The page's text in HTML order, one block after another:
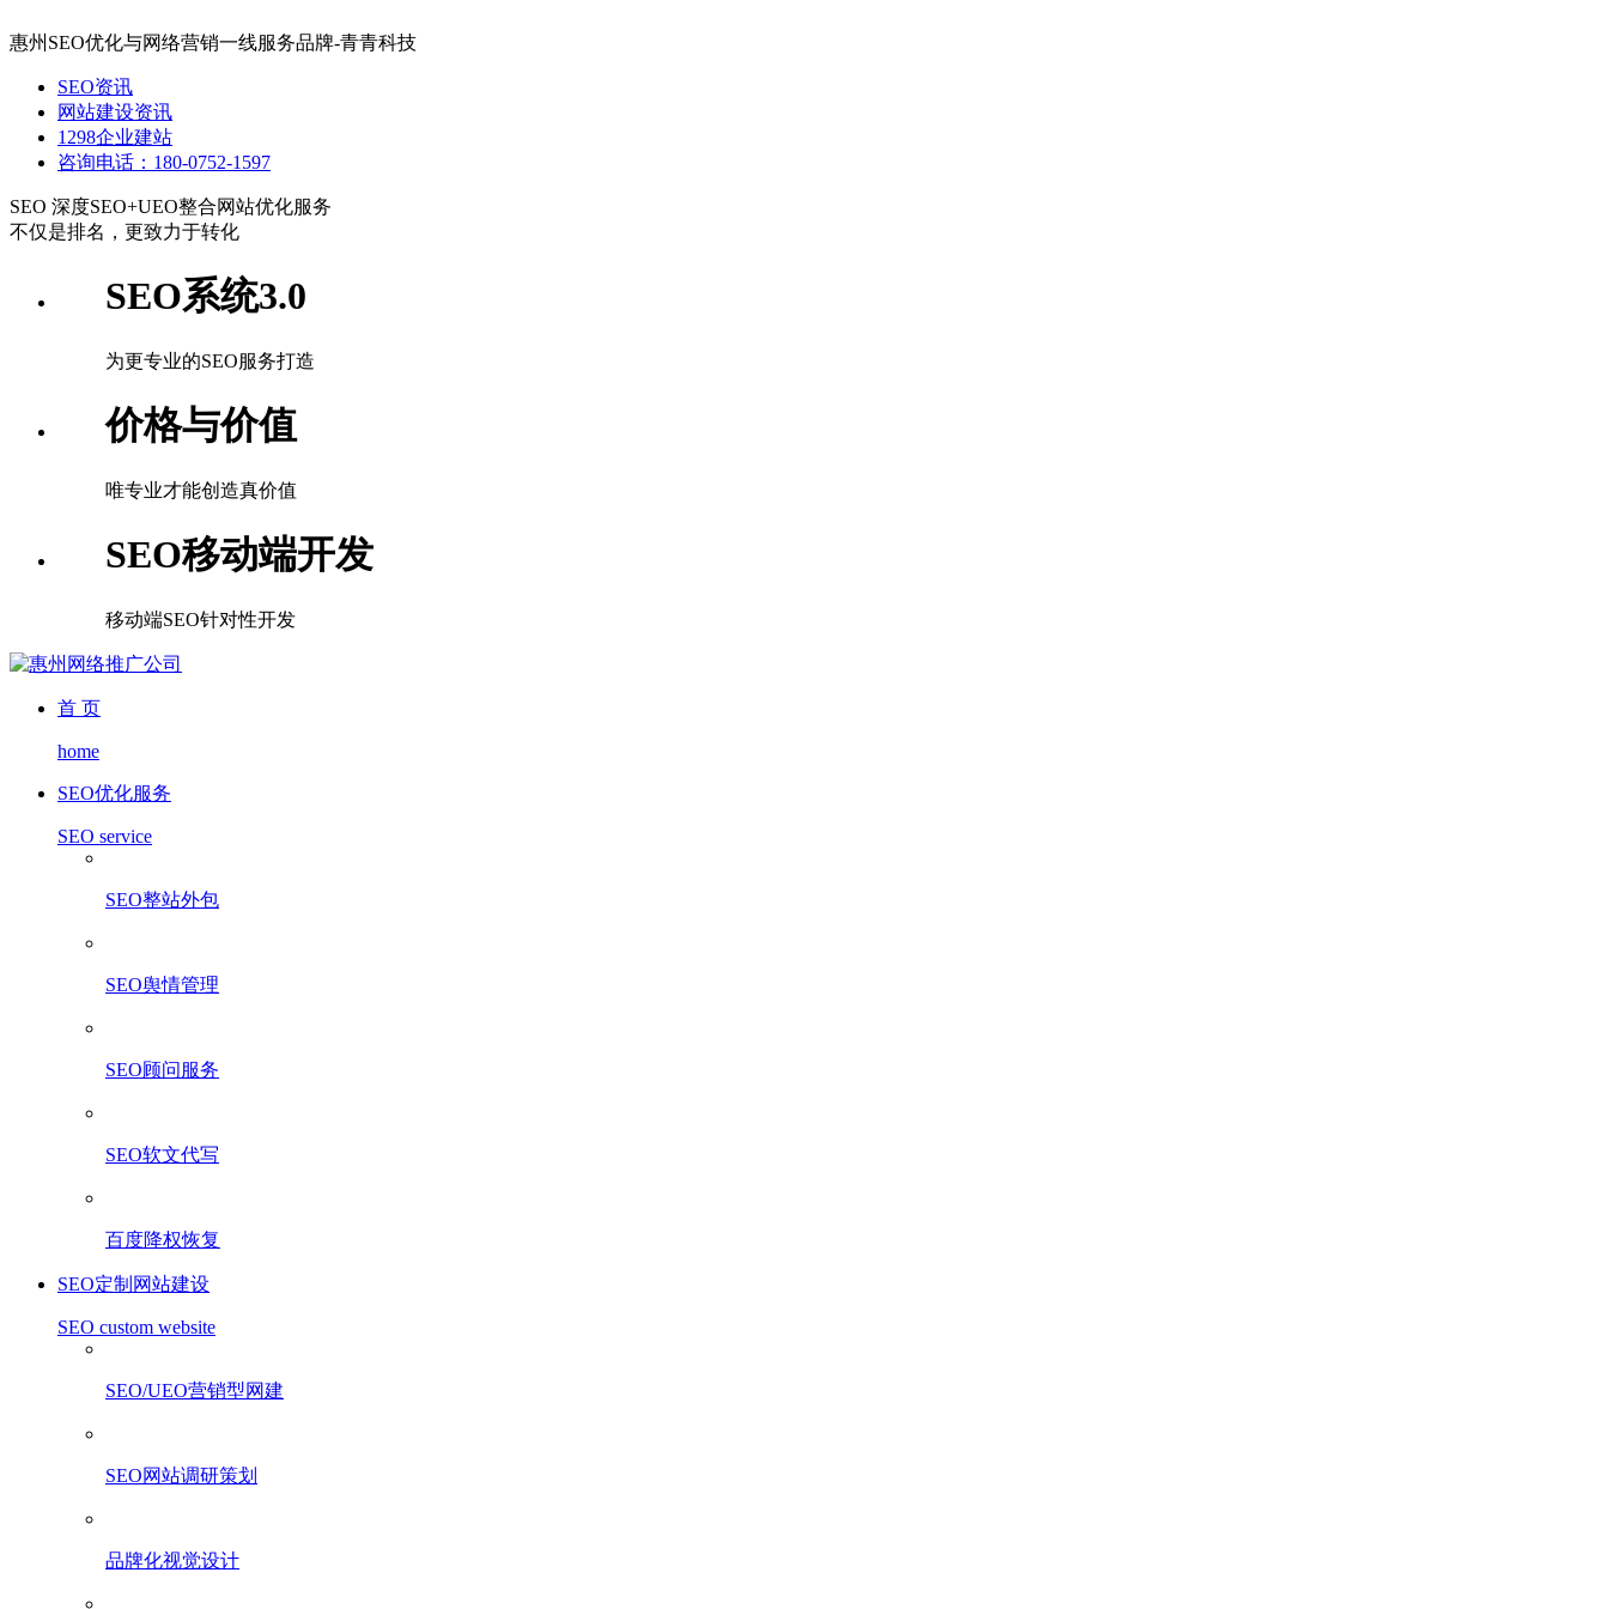
惠州SEO优化与网络营销一线服务品牌-青青科技
SEO资讯
网站建设资讯
1298企业建站
咨询电话：180-0752-1597
SEO 深度SEO+UEO整合网站优化服务
不仅是排名，更致力于转化
SEO系统3.0
为更专业的SEO服务打造
价格与价值
唯专业才能创造真价值
SEO移动端开发
移动端SEO针对性开发
首 页
home
SEO优化服务
SEO service
SEO整站外包
SEO舆情管理
SEO顾问服务
SEO软文代写
百度降权恢复
SEO定制网站建设
SEO custom website
SEO/UEO营销型网建
SEO网站调研策划
品牌化视觉设计